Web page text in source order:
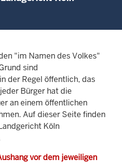
"im Namen des Volkes"
sind
der Regel öffentlich, das
Bürger hat die
an einem öffentlichen
Auf dieser Seite finden
Köln
vor dem jeweiligen